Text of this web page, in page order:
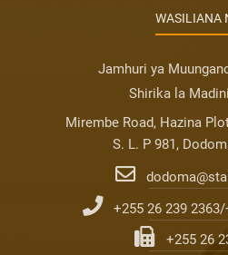
WASILIANA
Jamhuri ya
Shirika la
Mirembe Road, Hazina
S. L. P 981,
+255 26 239
+255 26